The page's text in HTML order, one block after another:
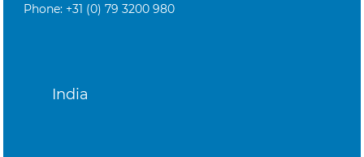
Phone: +31 (0) 79 3200 980
India